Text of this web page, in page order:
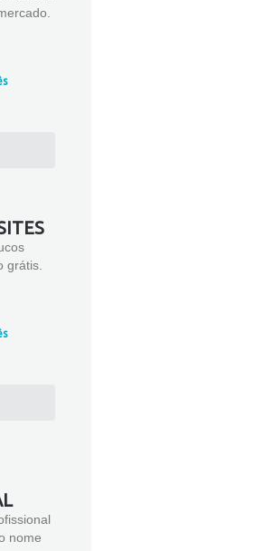
grátis.
nome